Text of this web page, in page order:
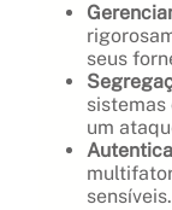
seus
um
sensíveis.